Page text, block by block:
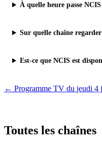
À quelle heure passe
Sur quelle chaîne
Est-ce que NCIS est
← Programme TV du jeudi 4
Toutes les chaînes